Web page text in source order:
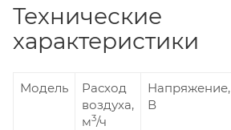
Технические
характеристики
Модель
Расход
воздуха,
м3/ч
Напряжение,
В